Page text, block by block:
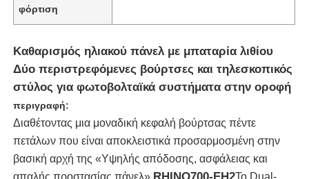
φόρτιση
Καθαρισμός ηλιακού πάνελ με μπαταρία λιθίου
Δύο περιστρεφόμενες βούρτσες και τηλεσκοπικός
στύλος για φωτοβολταϊκά συστήματα στην οροφή
περιγραφή:
Διαθέτοντας μια μοναδική κεφαλή βούρτσας πέντε
πετάλων που είναι αποκλειστικά προσαρμοσμένη στην
βασική αρχή της «Υψηλής απόδοσης, ασφάλειας και
απαλής προστασίας πάνελ»,RHINO700-EH2Το Dual-